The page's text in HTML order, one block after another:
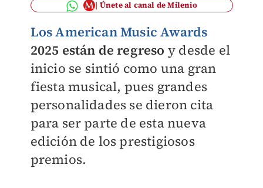
Únete al canal de Milenio
Los American Music Awards
2025 están de regreso y desde el
inicio se sintió como una gran
fiesta musical, pues grandes
personalidades se dieron cita
para ser parte de esta nueva
edición de los prestigiosos
premios.